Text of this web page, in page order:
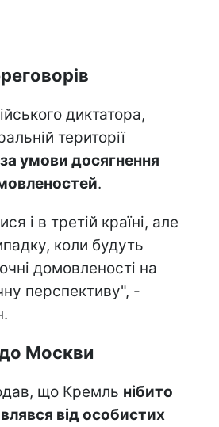
диктатора,
території
умови досягнення
.
і в третій країні, але
коли будуть
домовленості на
перспективу", -
Москви
що Кремль нібито
від особистих